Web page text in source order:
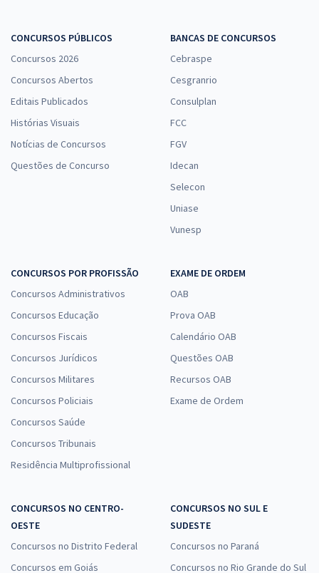
CONCURSOS PÚBLICOS
Concursos 2026
Concursos Abertos
Editais Publicados
Histórias Visuais
Notícias de Concursos
Questões de Concurso
BANCAS DE CONCURSOS
Cebraspe
Cesgranrio
Consulplan
FCC
FGV
Idecan
Selecon
Uniase
Vunesp
CONCURSOS POR PROFISSÃO
Concursos Administrativos
Concursos Educação
Concursos Fiscais
Concursos Jurídicos
Concursos Militares
Concursos Policiais
Concursos Saúde
Concursos Tribunais
Residência Multiprofissional
EXAME DE ORDEM
OAB
Prova OAB
Calendário OAB
Questões OAB
Recursos OAB
Exame de Ordem
CONCURSOS NO CENTRO-
OESTE
Concursos no Distrito Federal
Concursos em Goiás
CONCURSOS NO SUL E
SUDESTE
Concursos no Paraná
Concursos no Rio Grande do Sul